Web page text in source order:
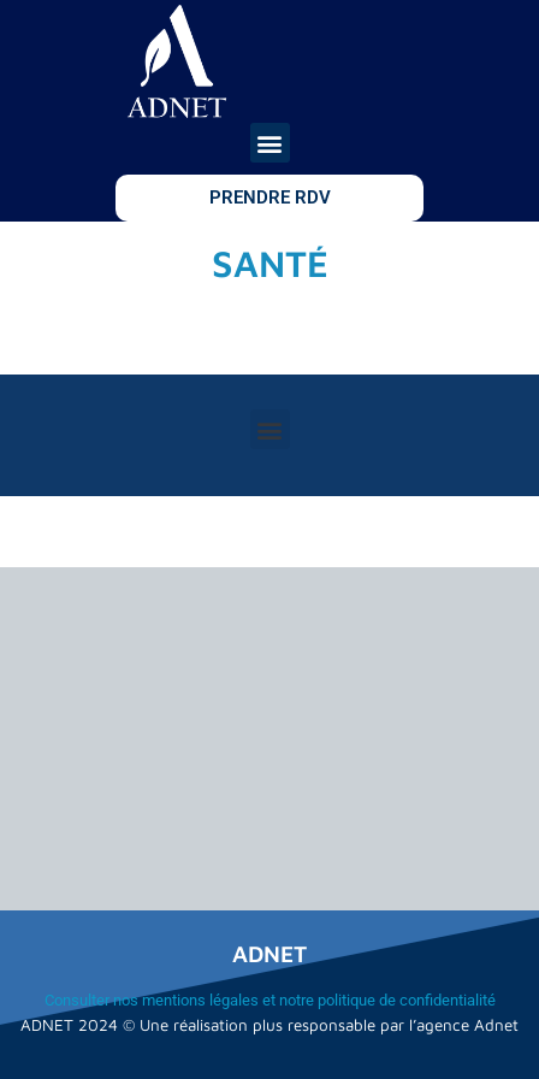
PRENDRE RDV
SANTÉ
ADNET
Consulter nos mentions légales et notre politique de confidentialité
ADNET 2024 © Une réalisation plus responsable par l’agence Adnet